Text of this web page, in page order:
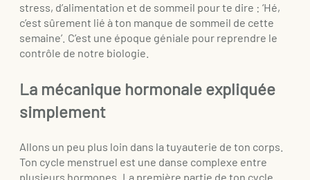
stress, d’alimentation et de sommeil pour te dire : ‘Hé,
c’est sûrement lié à ton manque de sommeil de cette
semaine’. C’est une époque géniale pour reprendre le
contrôle de notre biologie.
La mécanique hormonale expliquée
simplement
Allons un peu plus loin dans la tuyauterie de ton corps.
Ton cycle menstruel est une danse complexe entre
plusieurs hormones. La première partie de ton cycle